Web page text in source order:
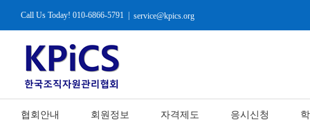
Call Us Today! 010-6866-5791 | service@kpics.org
협회안내 회원정보 자격제도 응시신청